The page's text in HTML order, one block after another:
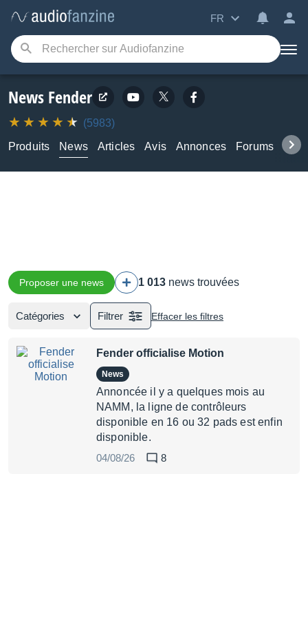
FR
News Fender
(5983)
Produits
News Articles Avis Annonces Forums
Proposer une news 1 013 news trouvées
Catégories Filtrer Effacer les filtres
Fender officialise Motion
News
Annoncée il y a quelques mois au
NAMM, la ligne de contrôleurs
disponible en 16 ou 32 pads est enfin
disponible.
04/08/26
8